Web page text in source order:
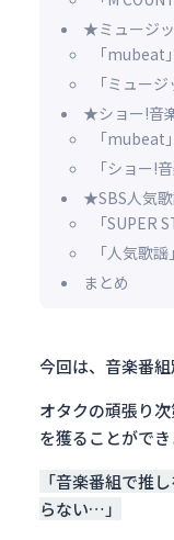
★ミュージ
「mubeat
「ミュー
★ショー!音
「mubeat
「ショー!
★SBS人気
「SUPER
「人気歌
まとめ
今回は、音楽番
オタクの頑張り
を獲ることができ
「音楽番組で推
らない…」